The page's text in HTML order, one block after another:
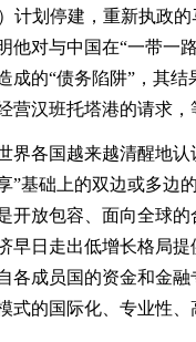
计划停建，重新执政
他对与中国在“一带一
成的“债务陷阱”，其
营汉班托塔港的请求，
各国越来越清醒地认
”基础上的双边或多边
开放包容、面向全球
早日走出低增长格局
各成员国的资金和金
式的国际化、专业性、